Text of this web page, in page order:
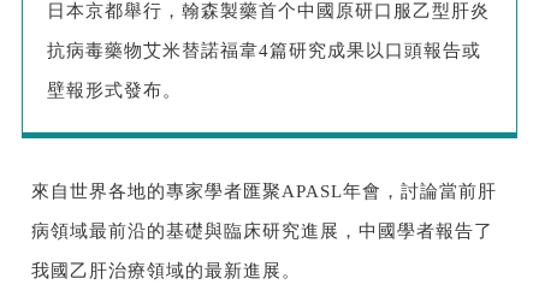
日本京都舉行，翰森製藥首个中國原研口服乙型肝炎
抗病毒藥物艾米替諾福韋4篇研究成果以口頭報告或
壁報形式發布。
來自世界各地的專家學者匯聚APASL年會，討論當前肝
病領域最前沿的基礎與臨床研究進展，中國學者報告了
我國乙肝治療領域的最新進展。